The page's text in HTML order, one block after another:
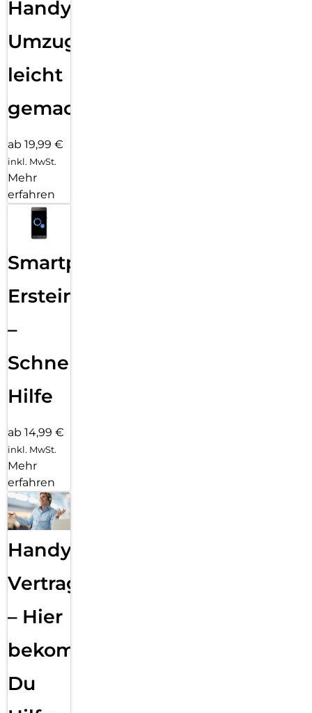
Handy
Umzug
leicht
gemacht!
ab 19,99 €
inkl. MwSt.
Mehr
erfahren
Smartphone
Ersteinrichtung
–
Schnelle
Hilfe
ab 14,99 €
inkl. MwSt.
Mehr
erfahren
Handy
Vertragsabwicklung
– Hier
bekommst
Du